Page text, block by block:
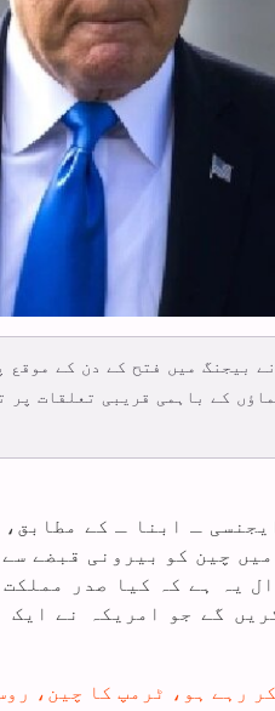
بیجنگ میں فتح کے دن کے
کے باہمی قریبی تعلقات
ـ ابنا ـ کے
چین کو بیرونی قبضے
یہ ہے کہ کیا صدر
گے جو امریکہ نے